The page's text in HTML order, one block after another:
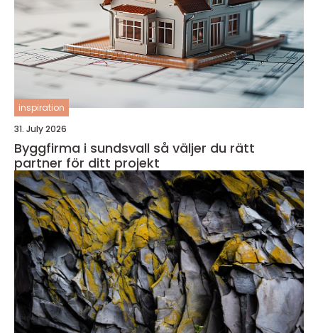
inspiration
31. July 2026
Byggfirma i sundsvall så väljer du rätt
partner för ditt projekt